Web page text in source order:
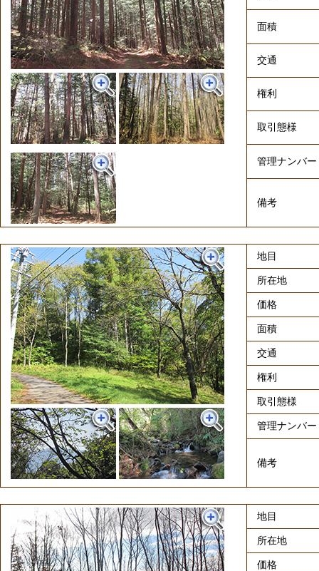
面積
交通
権利
取引態様
管理ナンバー
備考
地目
所在地
価格
面積
交通
権利
取引態様
管理ナンバー
備考
地目
所在地
価格